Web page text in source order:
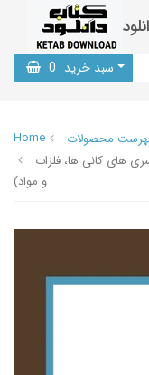
سبد خرید 0
Home
محصولات
های کانی ها، فلزات
و مواد)